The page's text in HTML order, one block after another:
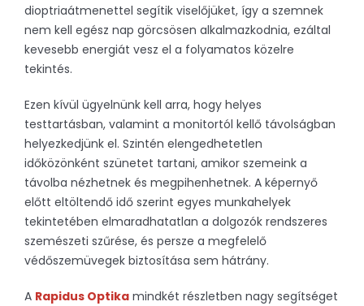
dioptriaátmenettel segítik viselőjüket, így a szemnek
nem kell egész nap görcsösen alkalmazkodnia, ezáltal
kevesebb energiát vesz el a folyamatos közelre
tekintés.
Ezen kívül ügyelnünk kell arra, hogy helyes
testtartásban, valamint a monitortól kellő távolságban
helyezkedjünk el. Szintén elengedhetetlen
időközönként szünetet tartani, amikor szemeink a
távolba nézhetnek és megpihenhetnek. A képernyő
előtt eltöltendő idő szerint egyes munkahelyek
tekintetében elmaradhatatlan a dolgozók rendszeres
szemészeti szűrése, és persze a megfelelő
védőszemüvegek biztosítása sem hátrány.
A Rapidus Optika mindkét részletben nagy segítséget